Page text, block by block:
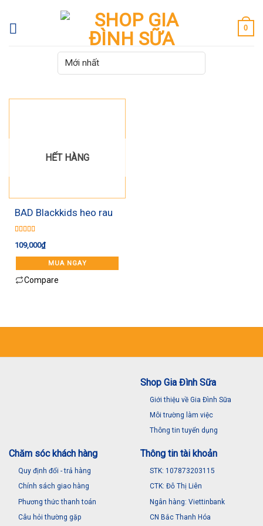
content
0
HẾT HÀNG
BAD Blackkids heo rau
củ
hạng5.005
109,000₫
MUA NGAY
Compare
Shop Gia Đình Sữa
Giới thiệu về Gia Đình Sữa
Môi trường làm việc
Thông tin tuyển dụng
Chăm sóc khách hàng
Quy định đổi - trả hàng
Chính sách giao hàng
Phương thức thanh toán
Câu hỏi thường gặp
Thông tin tài khoản
STK: 107873203115
CTK: Đỗ Thị Liên
Ngân hàng: Viettinbank
CN Bắc Thanh Hóa